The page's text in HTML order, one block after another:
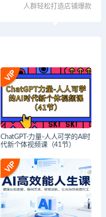
人群轻松打造店铺爆款
ChatGPT-力量-人人可学的AI时
代新个体视频课（41节）